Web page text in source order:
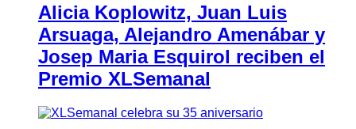
Alicia Koplowitz, Juan Luis
Arsuaga, Alejandro Amenábar y
Josep Maria Esquirol reciben el
Premio XLSemanal